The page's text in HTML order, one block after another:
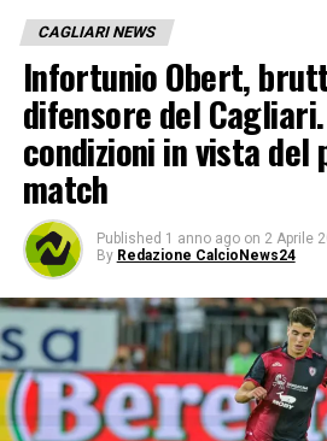
CAGLIARI NEWS
Infortunio Obert,
difensore del
condizioni in vista del
match
Published 1 anno ago on 2 Aprile
By Redazione CalcioNews24